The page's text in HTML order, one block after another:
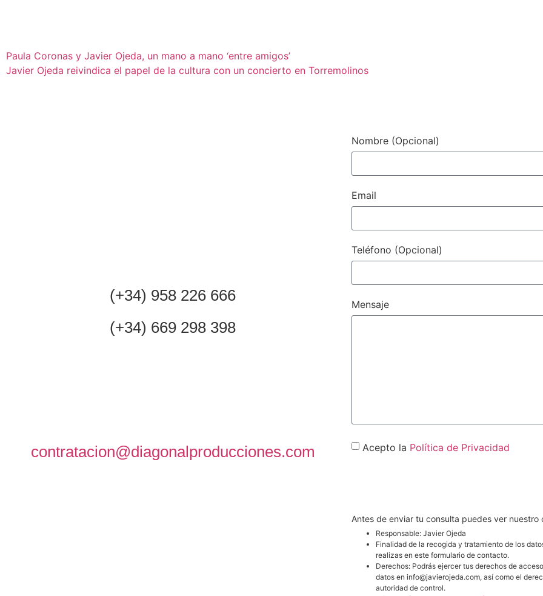
Paula Coronas y Javier Ojeda, un mano a mano ‘entre amigos’
Javier Ojeda reivindica el papel de la cultura con un concierto en Torremolinos
(+34) 958 226 666
(+34) 669 298 398
contratacion@diagonalproducciones.com
Nombre (Opcional)
Email
Teléfono (Opcional)
Mensaje
Acepto la Política de Privacidad
Antes de enviar tu consulta puedes ver
Responsable: Javier Ojeda
Finalidad de la recogida y tratamiento de los
realizas en este formulario de contacto.
Derechos: Podrás ejercer tus derechos de
datos en info@javierojeda.com, así como el
autoridad de control.